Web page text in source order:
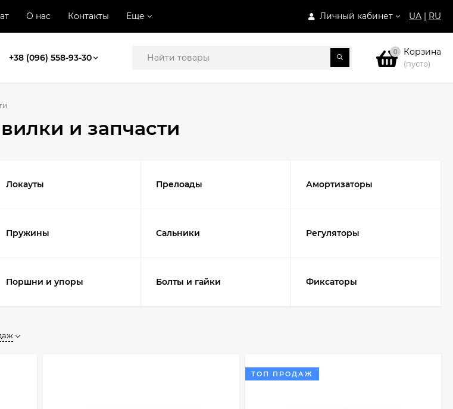
Личный кабинет UA | RU
О нас Контакты Еще
+38 (096) 558-93-30 0 Корзина
(пусто)
и запчасти
Локауты Прелоады Амортизаторы
Пружины Сальники Регуляторы
Поршни и упоры Болты и гайки Фиксаторы
ТОП ПРОДАЖ